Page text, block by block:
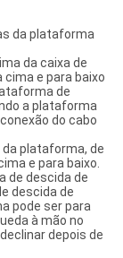
da plataforma
da caixa de
e para baixo
de
a plataforma
do cabo
plataforma, de
e para baixo.
de descida de
descida de
pode ser para
à mão no
depois de